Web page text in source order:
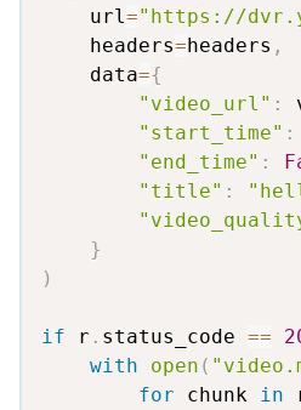
    url
="https://
    headers
=headers ,
    data
={
"video_url" :
"start_time" :
"end_time" :
"title" :
}
)
if r . status_code ==
with
open (
for chunk in